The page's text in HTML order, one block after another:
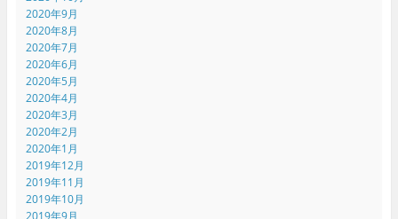
2020年9月
2020年8月
2020年7月
2020年6月
2020年5月
2020年4月
2020年3月
2020年2月
2020年1月
2019年12月
2019年11月
2019年10月
2019年9月